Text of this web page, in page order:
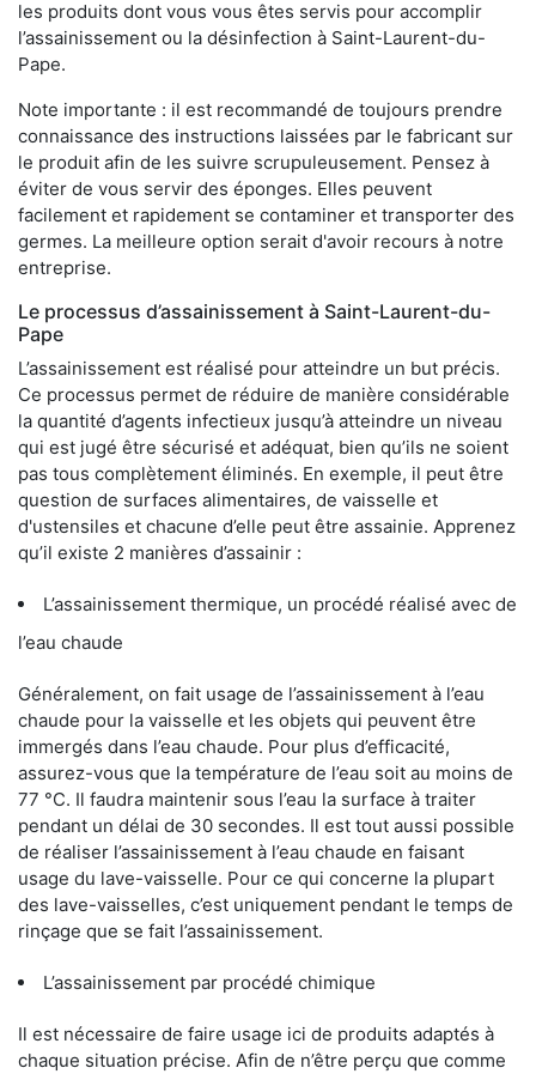
les produits dont vous vous êtes servis pour accomplir
l’assainissement ou la désinfection à Saint-Laurent-du-
Pape.
Note importante : il est recommandé de toujours prendre
connaissance des instructions laissées par le fabricant sur
le produit afin de les suivre scrupuleusement. Pensez à
éviter de vous servir des éponges. Elles peuvent
facilement et rapidement se contaminer et transporter des
germes. La meilleure option serait d'avoir recours à notre
entreprise.
Le processus d’assainissement à Saint-Laurent-du-
Pape
L’assainissement est réalisé pour atteindre un but précis.
Ce processus permet de réduire de manière considérable
la quantité d’agents infectieux jusqu’à atteindre un niveau
qui est jugé être sécurisé et adéquat, bien qu’ils ne soient
pas tous complètement éliminés. En exemple, il peut être
question de surfaces alimentaires, de vaisselle et
d'ustensiles et chacune d’elle peut être assainie. Apprenez
qu’il existe 2 manières d’assainir :
L’assainissement thermique, un procédé réalisé avec de
l’eau chaude
Généralement, on fait usage de l’assainissement à l’eau
chaude pour la vaisselle et les objets qui peuvent être
immergés dans l’eau chaude. Pour plus d’efficacité,
assurez-vous que la température de l’eau soit au moins de
77 °C. Il faudra maintenir sous l’eau la surface à traiter
pendant un délai de 30 secondes. Il est tout aussi possible
de réaliser l’assainissement à l’eau chaude en faisant
usage du lave-vaisselle. Pour ce qui concerne la plupart
des lave-vaisselles, c’est uniquement pendant le temps de
rinçage que se fait l’assainissement.
L’assainissement par procédé chimique
Il est nécessaire de faire usage ici de produits adaptés à
chaque situation précise. Afin de n’être perçu que comme